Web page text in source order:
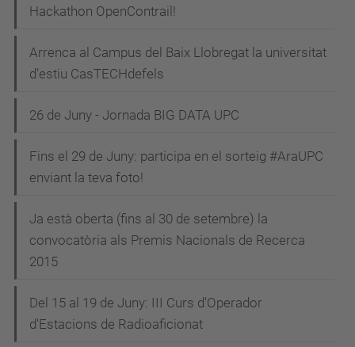
Hackathon OpenContrail!
Arrenca al Campus del Baix Llobregat la universitat
d’estiu CasTECHdefels
26 de Juny - Jornada BIG DATA UPC
Fins el 29 de Juny: participa en el sorteig #AraUPC
enviant la teva foto!
Ja està oberta (fins al 30 de setembre) la
convocatòria als Premis Nacionals de Recerca
2015
Del 15 al 19 de Juny: III Curs d'Operador
d'Estacions de Radioaficionat